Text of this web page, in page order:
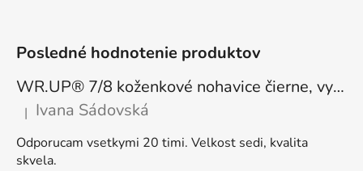
Posledné hodnotenie produktov
WR.UP® 7/8 koženkové nohavice čierne, vysoký pás RE(MOVE) WRUP4HC006PREC, N
Hodnotenie produktu je 5 z 5 hviezdičiek.
| Ivana Sádovská
Odporucam vsetkymi 20 timi. Velkost sedi, kvalita
skvela.